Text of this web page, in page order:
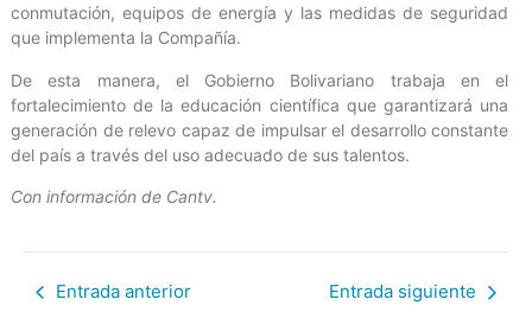
conmutación, equipos de energía y las medidas de seguridad
que implementa la Compañía.
De esta manera, el Gobierno Bolivariano trabaja en el
fortalecimiento de la educación científica que garantizará una
generación de relevo capaz de impulsar el desarrollo constante
del país a través del uso adecuado de sus talentos.
Con información de Cantv.
Entrada anterior Entrada siguiente